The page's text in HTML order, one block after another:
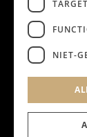
NIET-